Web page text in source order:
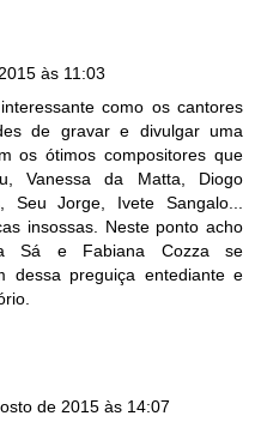
às 11:03
como os cantores
de gravar e divulgar uma
os ótimos compositores que
Vanessa da Matta, Diogo
Seu Jorge, Ivete Sangalo...
insossas. Neste ponto acho
Sá e Fabiana Cozza se
dessa preguiça entediante e
de 2015 às 14:07